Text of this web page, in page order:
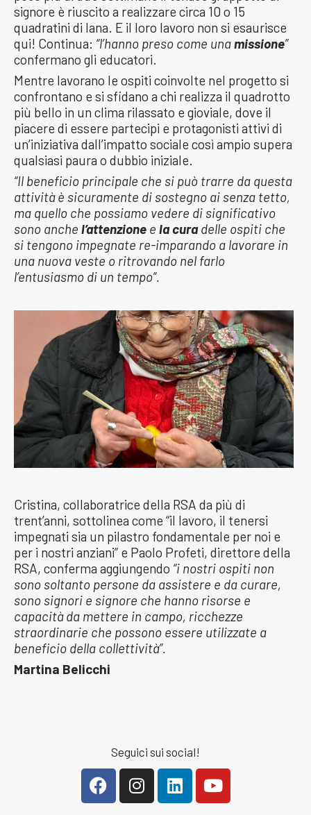
signore è riuscito a realizzare circa 10 o 15
quadratini di lana. E il loro lavoro non si esaurisce
qui! Continua: “l’hanno preso come unamissione”
confermano gli educatori.
Mentre lavorano le ospiti coinvolte nel progetto si
confrontano e si sfidano a chi realizza il quadrotto
più bello in un clima rilassato e gioviale, dove il
piacere di essere partecipi e protagonisti attivi di
un’iniziativa dall’impatto sociale così ampio supera
qualsiasi paura o dubbio iniziale.
“Il beneficio principale che si può trarre da questa
attività è sicuramente di sostegno ai senza tetto,
ma quello che possiamo vedere di significativo
sono anche l’attenzione e la curadelle ospiti che
si tengono impegnate re-imparando a lavorare in
una nuova veste o ritrovando nel farlo
l’entusiasmo di un tempo”.
Cristina, collaboratrice della RSA da più di
trent’anni, sottolinea come “il lavoro, il tenersi
impegnati sia un pilastro fondamentale per noi e
per i nostri anziani” e Paolo Profeti, direttore della
RSA, conferma aggiungendo “i nostri ospiti non
sono soltanto persone da assistere e da curare,
sono signori e signore che hanno risorse e
capacità da mettere in campo, ricchezze
straordinarie che possono essere utilizzate a
beneficio della collettività”.
Martina Belicchi
Seguici sui social!